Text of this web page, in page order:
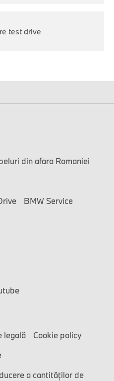
test drive
din afara Romaniei
BMW Service
legală
Cookie policy
a cantităților de